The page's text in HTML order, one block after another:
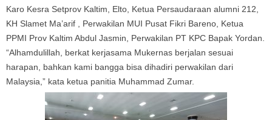
Karo Kesra Setprov Kaltim, Elto, Ketua Persaudaraan alumni 212,
KH Slamet Ma’arif , Perwakilan MUI Pusat Fikri Bareno, Ketua
PPMI Prov Kaltim Abdul Jasmin, Perwakilan PT KPC Bapak Yordan.
“Alhamdulillah, berkat kerjasama Mukernas berjalan sesuai
harapan, bahkan kami bangga bisa dihadiri perwakilan dari
Malaysia,” kata ketua panitia Muhammad Zumar.